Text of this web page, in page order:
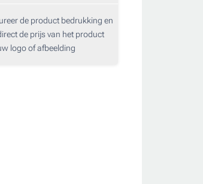
de product bedrukking en
de prijs van het product
logo of afbeelding